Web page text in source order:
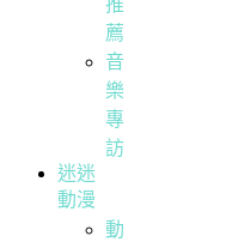
推
薦
音
樂
專
訪
迷迷
動漫
動